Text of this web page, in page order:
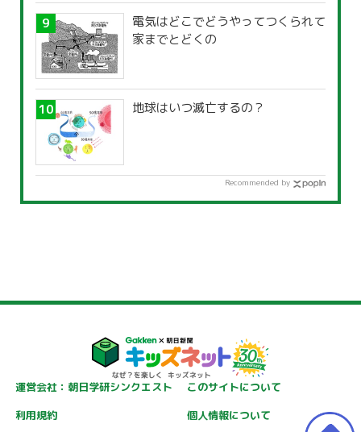
電気はどこでどうやってつくられて
家までとどくの
地球はいつ滅亡するの？
Recommended by
運営会社：朝日学研シンクエスト
このサイトについて
利用規約
個人情報について